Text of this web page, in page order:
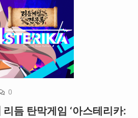
0
듬 탄막게임 ‘아스테리카: